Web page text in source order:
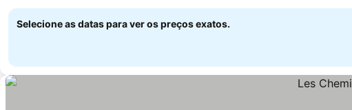
Selecione as datas para ver os preços exatos.